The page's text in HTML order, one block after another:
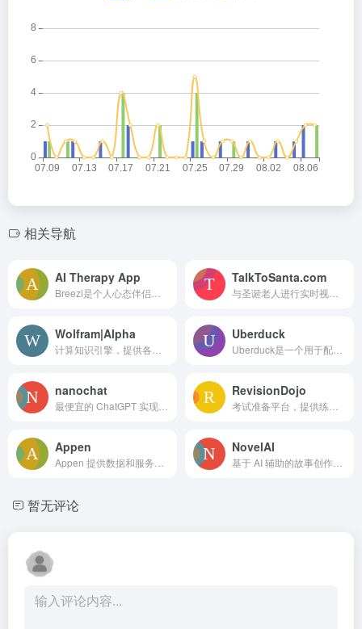
相关导航
AI Therapy App TalkToSanta.com
Wolfram|Alpha Uberduck
nanochat RevisionDojo
Appen NovelAI
暂无评论